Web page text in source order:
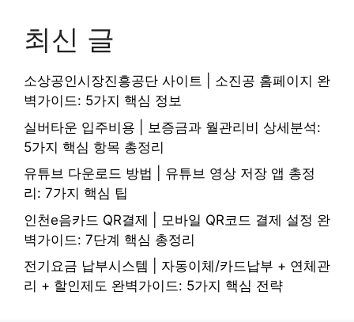
최신 글
소상공인시장진흥공단 사이트 | 소진공 홈페이지 완
벽가이드: 5가지 핵심 정보
실버타운 입주비용 | 보증금과 월관리비 상세분석:
5가지 핵심 항목 총정리
유튜브 다운로드 방법 | 유튜브 영상 저장 앱 총정
리: 7가지 핵심 팁
인천e음카드 QR결제 | 모바일 QR코드 결제 설정 완
벽가이드: 7단계 핵심 총정리
전기요금 납부시스템 | 자동이체/카드납부 + 연체관
리 + 할인제도 완벽가이드: 5가지 핵심 전략